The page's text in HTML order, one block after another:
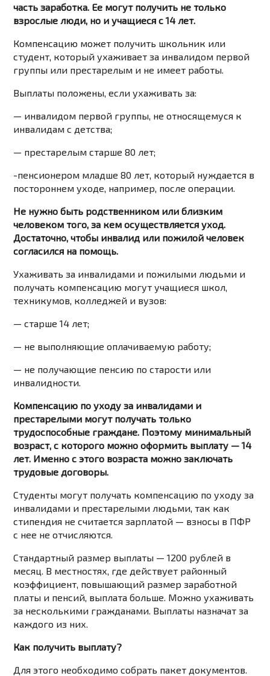
часть заработка. Ее могут получить не только
взрослые люди, но и учащиеся с 14 лет.
Компенсацию может получить школьник или
студент, который ухаживает за инвалидом первой
группы или престарелым и не имеет работы.
Выплаты положены, если ухаживать за:
— инвалидом первой группы, не относящемуся к
инвалидам с детства;
— престарелым старше 80 лет;
-пенсионером младше 80 лет, который нуждается в
постороннем уходе, например, после операции.
Не нужно быть родственником или близким
человеком того, за кем осуществляется уход.
Достаточно, чтобы инвалид или пожилой человек
согласился на помощь.
Ухаживать за инвалидами и пожилыми людьми и
получать компенсацию могут учащиеся школ,
техникумов, колледжей и вузов:
— старше 14 лет;
— не выполняющие оплачиваемую работу;
— не получающие пенсию по старости или
инвалидности.
Компенсацию по уходу за инвалидами и
престарелыми могут получать только
трудоспособные граждане. Поэтому минимальный
возраст, с которого можно оформить выплату — 14
лет. Именно с этого возраста можно заключать
трудовые договоры.
Студенты могут получать компенсацию по уходу за
инвалидами и престарелыми людьми, так как
стипендия не считается зарплатой — взносы в ПФР
с нее не отчисляются.
Стандартный размер выплаты — 1200 рублей в
месяц. В местностях, где действует районный
коэффициент, повышающий размер заработной
платы и пенсий, выплата больше. Можно ухаживать
за несколькими гражданами. Выплаты назначат за
каждого из них.
Как получить выплату?
Для этого необходимо собрать пакет документов.